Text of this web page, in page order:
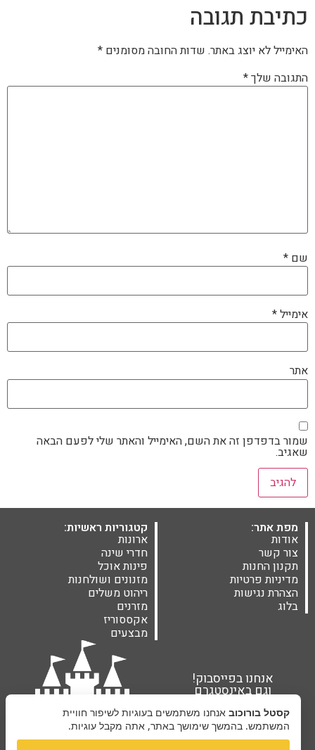
כתיבת תגובה
האימייל לא יוצג באתר. שדות החובה מסומנים *
התגובה שלך*
שם *
אימייל*
אתר
שמור בדפדפן זה את השם, האימייל והאתר שלי לפעם הבאה
שאגיב.
מפת אתר:
אודות
צור קשר
תקנון החנות
מדיניות פרטיות
הצהרת נגישות
בלוג
קטגוריות ראשיות:
ארונות
חדרי שינה
פינות אוכל
מזנונים ושולחנות
ריהוט משלים
מזרנים
אקססוריז
מבצעים
אנחנו בפייסבוק!
וגם באינסטגרם
קסטל בורוכוב אנחנו משתמשים בעוגיות לשיפור חוויית
המשתמש. בהמשך שימושך באתר, אתה מקבל עוגיות.